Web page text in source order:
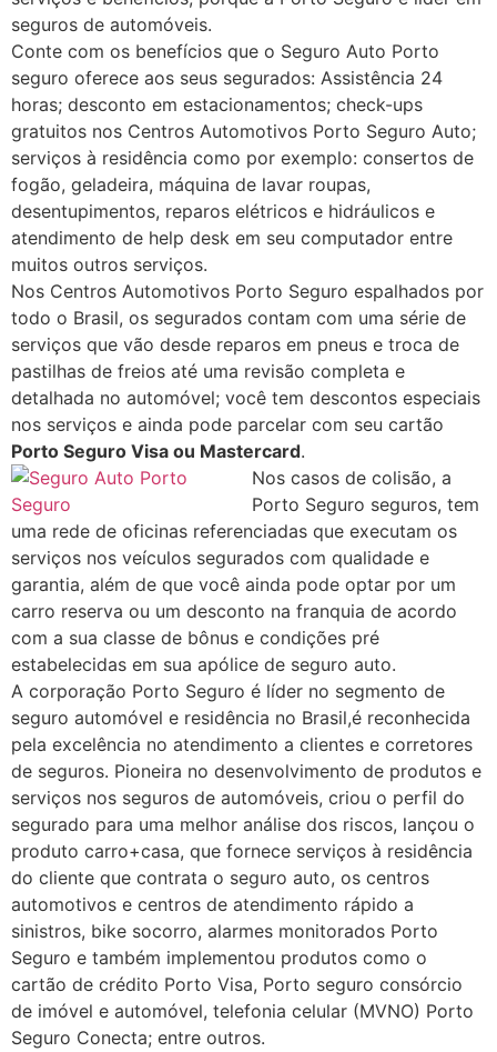
seguros de automóveis.
Conte com os benefícios que o Seguro Auto Porto
seguro oferece aos seus segurados: Assistência 24
horas; desconto em estacionamentos; check-ups
gratuitos nos Centros Automotivos Porto Seguro Auto;
serviços à residência como por exemplo: consertos de
fogão, geladeira, máquina de lavar roupas,
desentupimentos, reparos elétricos e hidráulicos e
atendimento de help desk em seu computador entre
muitos outros serviços.
Nos Centros Automotivos Porto Seguro espalhados por
todo o Brasil, os segurados contam com uma série de
serviços que vão desde reparos em pneus e troca de
pastilhas de freios até uma revisão completa e
detalhada no automóvel; você tem descontos especiais
nos serviços e ainda pode parcelar com seu cartão
Porto Seguro Visa ou Mastercard.
Nos casos de colisão, a
Porto Seguro seguros, tem
uma rede de oficinas referenciadas que executam os
serviços nos veículos segurados com qualidade e
garantia, além de que você ainda pode optar por um
carro reserva ou um desconto na franquia de acordo
com a sua classe de bônus e condições pré
estabelecidas em sua apólice de seguro auto.
A corporação Porto Seguro é líder no segmento de
seguro automóvel e residência no Brasil,é reconhecida
pela excelência no atendimento a clientes e corretores
de seguros. Pioneira no desenvolvimento de produtos e
serviços nos seguros de automóveis, criou o perfil do
segurado para uma melhor análise dos riscos, lançou o
produto carro+casa, que fornece serviços à residência
do cliente que contrata o seguro auto, os centros
automotivos e centros de atendimento rápido a
sinistros, bike socorro, alarmes monitorados Porto
Seguro e também implementou produtos como o
cartão de crédito Porto Visa, Porto seguro consórcio
de imóvel e automóvel, telefonia celular (MVNO) Porto
Seguro Conecta; entre outros.